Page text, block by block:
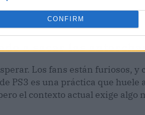
CONFIRM
a sacar las
Los fans están furiosos, y
PS3 es una práctica que huele
el contexto actual exige algo